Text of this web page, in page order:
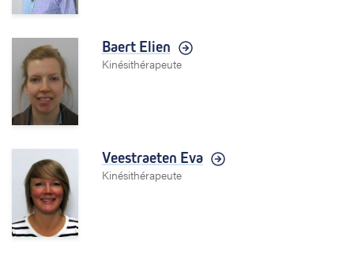
Baert Elien
Kinésithérapeute
Veestraeten Eva
Kinésithérapeute